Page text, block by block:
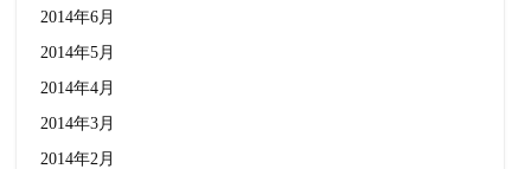
2014年6月
2014年5月
2014年4月
2014年3月
2014年2月